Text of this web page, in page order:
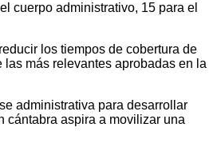
cuerpo administrativo, 15 para el
los tiempos de cobertura de
más relevantes aprobadas en la
administrativa para desarrollar
cántabra aspira a movilizar una